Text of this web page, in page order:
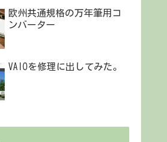
欧州共通規格の万年筆用コ
ンバーター
VAIOを修理に出してみた。